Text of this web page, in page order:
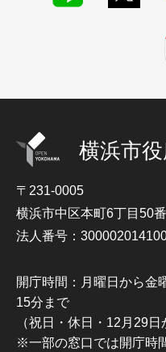
横浜市
〒231-0005
横浜市中区本町6丁目50
法人番号：
開庁時間：月曜日から金
15分まで
（祝日・休日・12月29日
※一部の窓口では開庁時